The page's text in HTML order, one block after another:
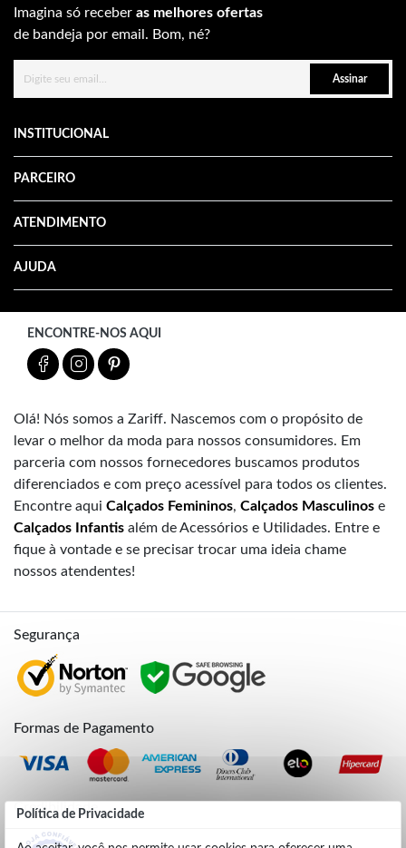
Política de Privacidade
Imagina só receber as melhores ofertas
de bandeja por email. Bom, né?
Assinar
INSTITUCIONAL
PARCEIRO
ATENDIMENTO
AJUDA
ENCONTRE-NOS AQUI
Olá! Nós somos a Zariff. Nascemos com o propósito de
levar o melhor da moda para nossos consumidores. Em
parceria com nossos fornecedores buscamos produtos
diferenciados e com preço acessível para todos os clientes.
Encontre aqui Calçados Femininos, Calçados Masculinos e
Calçados Infantis além de Acessórios e Utilidades. Entre e
fique à vontade e se precisar trocar uma ideia chame
nossos atendentes!
Segurança
Formas de Pagamento
Credibilidade